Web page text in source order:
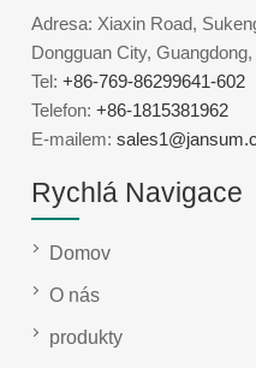
Adresa: Xiaxin Road,
Dongguan City,
Tel:+86-769-86299641-602
Telefon:+86-1815381962
E-mailem:
Rychlá Navigace
Domov
O nás
produkty